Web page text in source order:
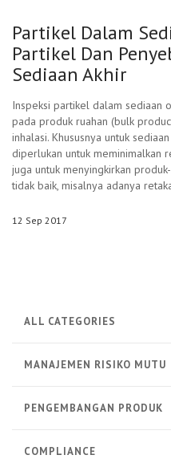
Partikel Dalam
Partikel Dan
Sediaan Akhir
Inspeksi partikel dalam sediaan
pada produk ruahan (bulk
inhalasi. Khususnya untuk
diperlukan untuk meminimalkan
juga untuk menyingkirkan
tidak baik, misalnya adanya
12 Sep 2017
ALL CATEGORIES
MANAJEMEN RISIKO MUTU
PENGEMBANGAN PRODUK
COMPLIANCE